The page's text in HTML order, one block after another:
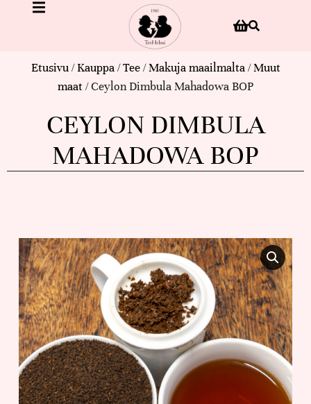
Etusivu/Kauppa/Tee/Makuja maailmalta/Muut
maat / Ceylon Dimbula Mahadowa BOP
CEYLON DIMBULA
MAHADOWA BOP